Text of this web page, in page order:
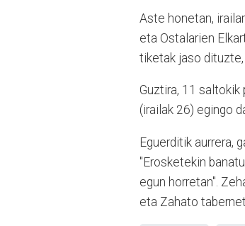
Aste honetan,
eta Ostalarien
tiketak jaso
Guztira, 11
(irailak 26) egingo
Eguerditik aurrera,
"Erosketekin
egun horretan".
eta Zahato